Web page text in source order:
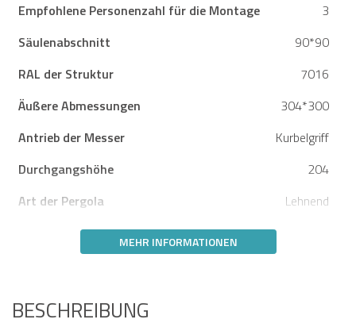
Empfohlene Personenzahl für die Montage
3
Säulenabschnitt
90*90
RAL der Struktur
7016
Äußere Abmessungen
304*300
Antrieb der Messer
Kurbelgriff
Durchgangshöhe
204
Art der Pergola
Lehnend
MEHR INFORMATIONEN
BESCHREIBUNG